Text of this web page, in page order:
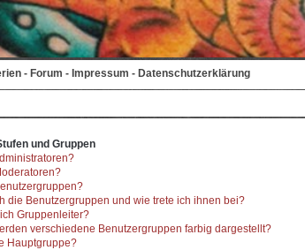
- Forum - Impressum - Datenschutzerklärung
und Gruppen
die Benutzergruppen und wie trete ich ihnen bei?
Gruppenleiter?
verschiedene Benutzergruppen farbig dargestellt?
Hauptgruppe?